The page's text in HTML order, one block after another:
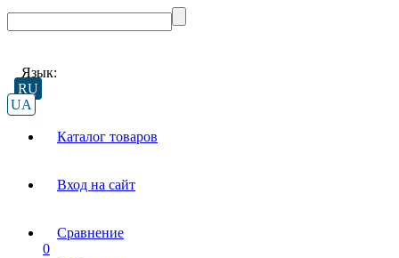
Язык:
RU
UA
Каталог товаров
Вход на сайт
Сравнение
0